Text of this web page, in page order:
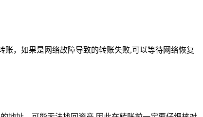
，如果是网络故障导致的转账失败,可以等待网络恢复